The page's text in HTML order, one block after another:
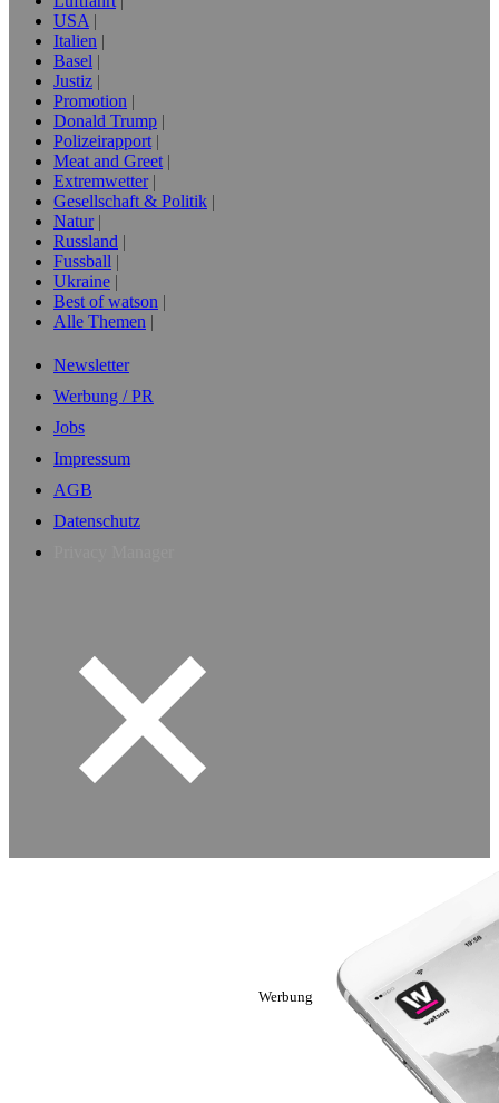
USA
Italien
Basel
Justiz
Promotion
Donald Trump
Polizeirapport
Meat and Greet
Extremwetter
Gesellschaft & Politik
Natur
Russland
Fussball
Ukraine
Best of watson
Alle Themen
Newsletter
Werbung / PR
Jobs
Impressum
AGB
Datenschutz